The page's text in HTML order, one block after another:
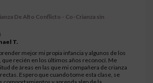
De Alto Conflicto - Co-Crianza sin
T.
mejor mi propia infancia y algunos de los
que recién en los últimos años reconocí. Me
de áreas en las que mi compañera de crianza
Espero que cuando tome esta clase, se